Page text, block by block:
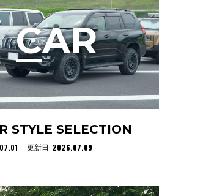
STYLE SELECTION
更新日 2026.07.09
CAR